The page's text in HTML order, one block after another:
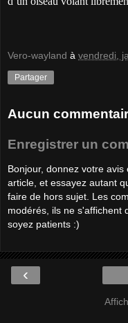
Vero-wayland à vendredi,
Partager
Aucun
Enregistrer un
Bonjour, donnez votre
article, et essayez autant
faire de hors sujet. Les
modérés, ils ne s'affichent
soyez patients :)
‹